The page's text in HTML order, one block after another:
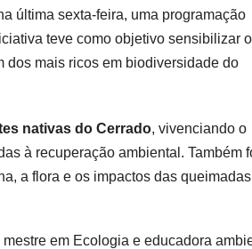
última sexta-feira, uma programação
teve como objetivo sensibilizar
dos mais ricos em biodiversidade do
nativas do Cerrado, vivenciando o
à recuperação ambiental. Também
a flora e os impactos das
mestre em Ecologia e educadora